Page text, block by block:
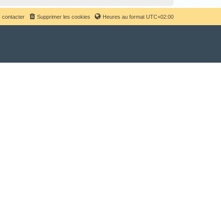
Heures au format UTC+02:00
Supprimer les cookies
contacter